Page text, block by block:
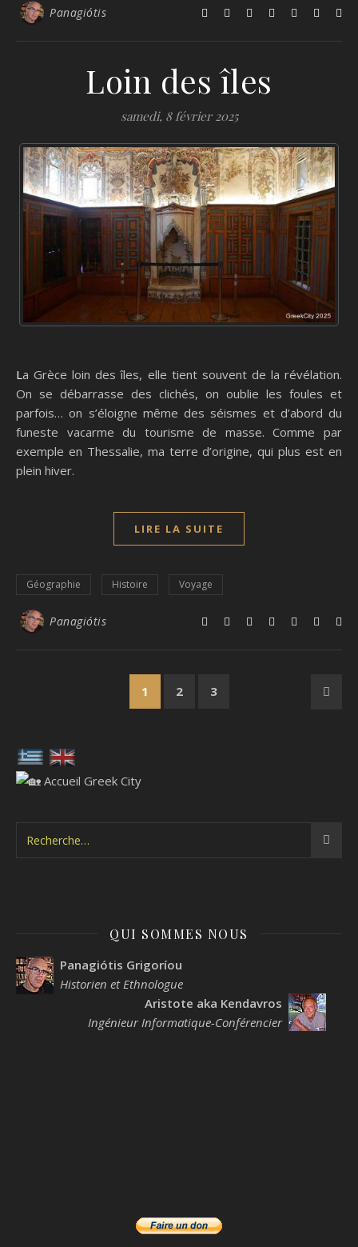
Panagiótis
Loin des îles
samedi, 8 février 2025
La Grèce loin des îles, elle tient souvent de la révélation.
On se débarrasse des clichés, on oublie les foules et
parfois… on s’éloigne même des séismes et d’abord du
funeste vacarme du tourisme de masse. Comme par
exemple en Thessalie, ma terre d’origine, qui plus est en
plein hiver.
LIRE LA SUITE
Géographie Histoire Voyage
Panagiótis
1 2 3
QUI SOMMES NOUS
Panagiótis Grigoríou
Historien et Ethnologue
Aristote aka Kendavros
Ingénieur Informatique-Conférencier